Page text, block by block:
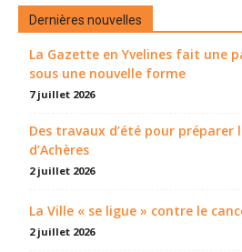
Dernières nouvelles
La Gazette en Yvelines fait une
sous une nouvelle forme
7 juillet 2026
Des travaux d’été pour
d’Achères
2 juillet 2026
La Ville « se ligue » contre le
2 juillet 2026